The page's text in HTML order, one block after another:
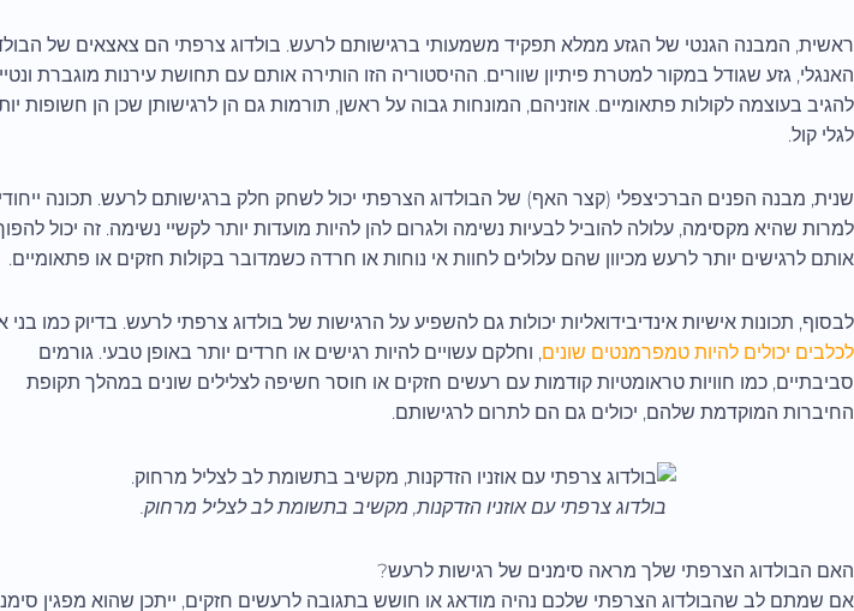
ראשית, המבנה הגנטי של הגזע ממלא תפקיד משמעותי ברגישותם לרעש. בולדוג צרפתי הם צאצאים של
האנגלי, גזע שגודל במקור למטרת פיתיון שוורים. ההיסטוריה הזו הותירה אותם עם תחושת עירנות מוגברת
להגיב בעוצמה לקולות פתאומיים. אוזניהם, המונחות גבוה על ראשן, תורמות גם הן לרגישותן שכן הן חשופות
לגלי קול.
שנית, מבנה הפנים הברכיצפלי (קצר האף) של הבולדוג הצרפתי יכול לשחק חלק ברגישותם לרעש. תכונה
למרות שהיא מקסימה, עלולה להוביל לבעיות נשימה ולגרום להן להיות מועדות יותר לקשיי נשימה. זה יכול
אותם לרגישים יותר לרעש מכיוון שהם עלולים לחוות אי נוחות או חרדה כשמדובר בקולות חזקים או פתאומיים.
לבסוף, תכונות אישיות אינדיבידואליות יכולות גם להשפיע על הרגישות של בולדוג צרפתי לרעש. בדיוק כמו בני
לכלבים יכולים להיות טמפרמנטים שונים, וחלקם עשויים להיות רגישים או חרדים יותר באופן טבעי. גורמים
סביבתיים, כמו חוויות טראומטיות קודמות עם רעשים חזקים או חוסר חשיפה לצלילים שונים במהלך תקופת
החיברות המוקדמת שלהם, יכולים גם הם לתרום לרגישותם.
בולדוג צרפתי עם אוזניו הזדקנות, מקשיב בתשומת לב לצליל מרחוק.
האם הבולדוג הצרפתי שלך מראה סימנים של רגישות לרעש?
אם שמתם לב שהבולדוג הצרפתי שלכם נהיה מודאג או חושש בתגובה לרעשים חזקים, ייתכן שהוא מפגין